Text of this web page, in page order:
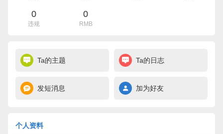
0
违规
0
RMB
Ta的主题 Ta的日志
发短消息 加为好友
个人资料